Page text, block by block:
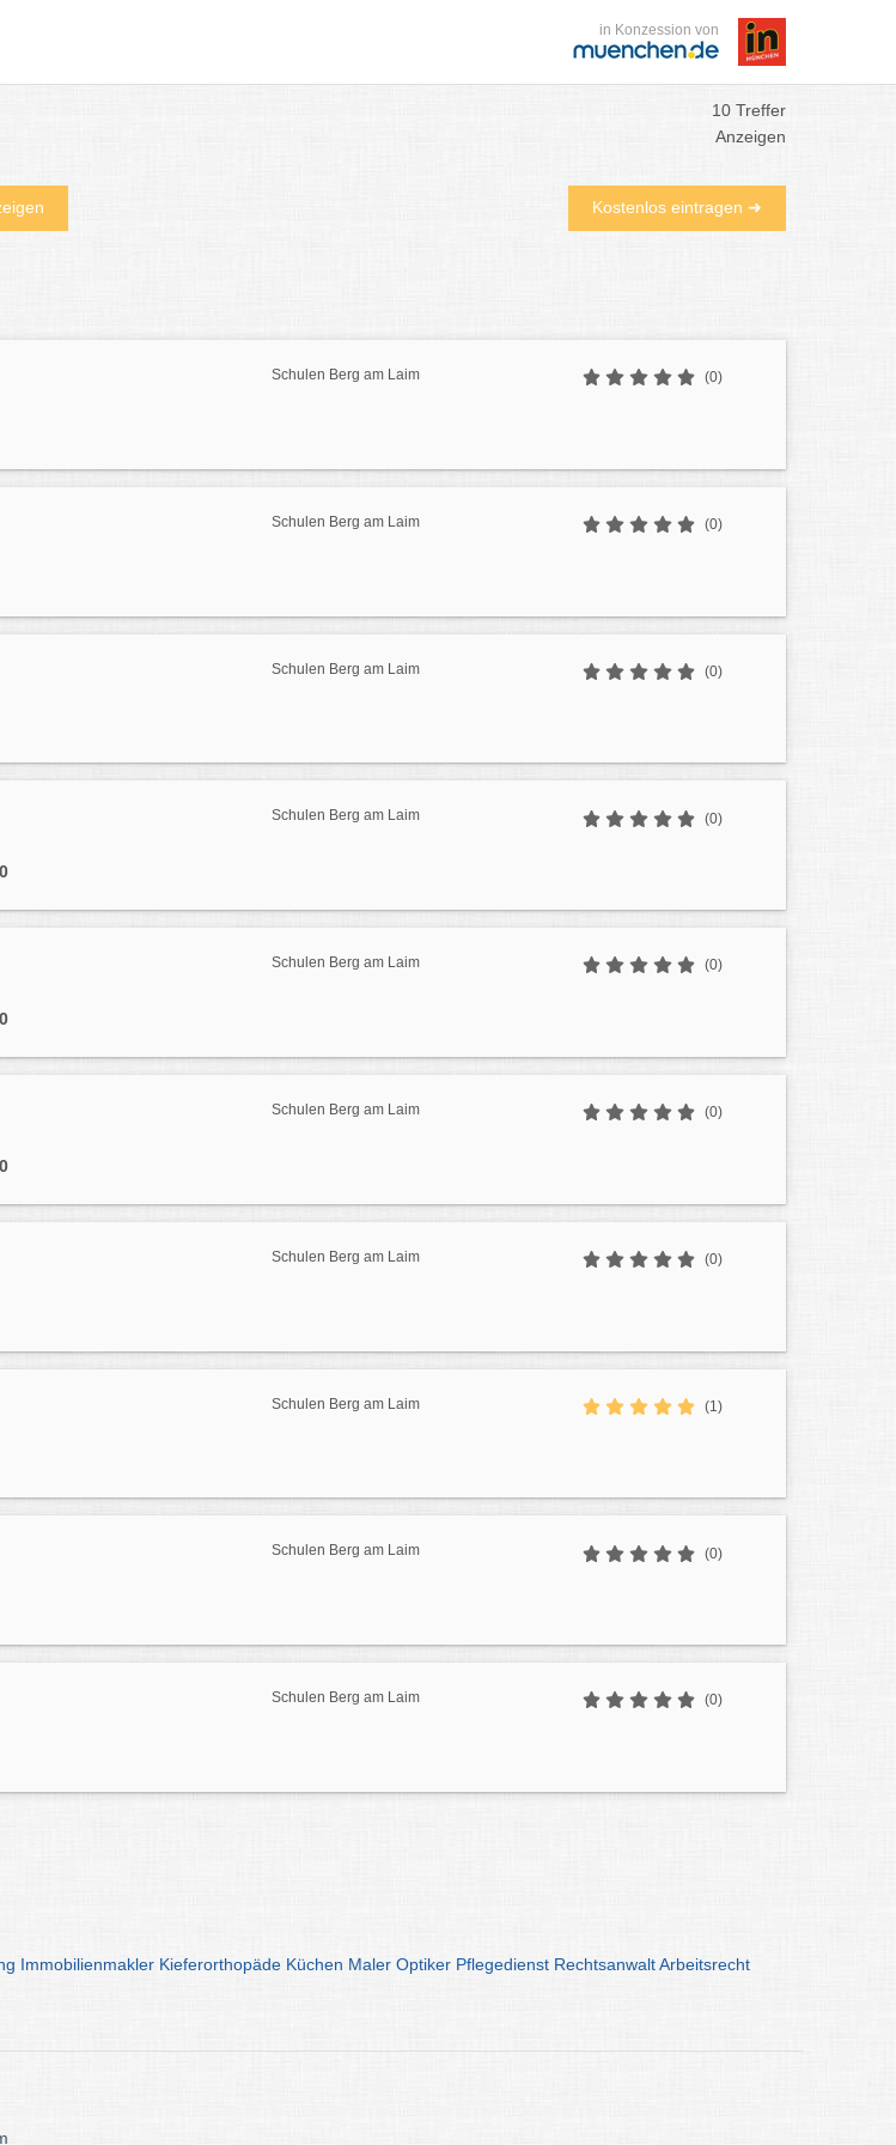
in Konzession von
10 Treffer
Anzeigen
Kostenlos eintragen ➜
Schulen Berg am Laim (0)
Schulen Berg am Laim (0)
Schulen Berg am Laim (0)
Schulen Berg am Laim (0)
Schulen Berg am Laim (0)
Schulen Berg am Laim (0)
Schulen Berg am Laim (0)
Schulen Berg am Laim (1)
Schulen Berg am Laim (0)
Schulen Berg am Laim (0)
Immobilienmakler Kieferorthopäde Küchen Maler Optiker Pflegedienst RechtsanwaltArbeitsrecht